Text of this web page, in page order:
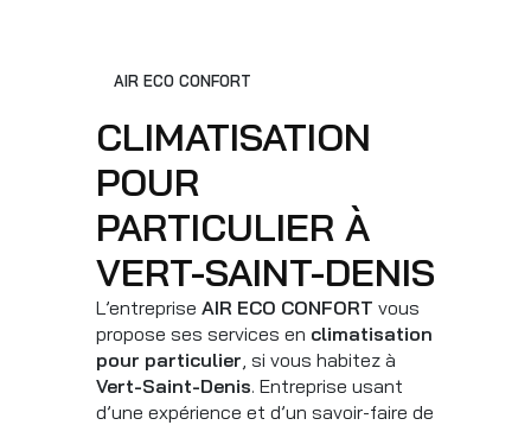
AIR ECO CONFORT
CLIMATISATION
POUR
PARTICULIER À
VERT-SAINT-DENIS
L’entreprise AIR ECO CONFORT vous
propose ses services en climatisation
pour particulier, si vous habitez à
Vert-Saint-Denis. Entreprise usant
d’une expérience et d’un savoir-faire de